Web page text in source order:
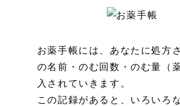
お薬手帳には、あなたに処方
の名前・のむ回数・のむ量（
入されていきます。
この記録があると、いろいろ